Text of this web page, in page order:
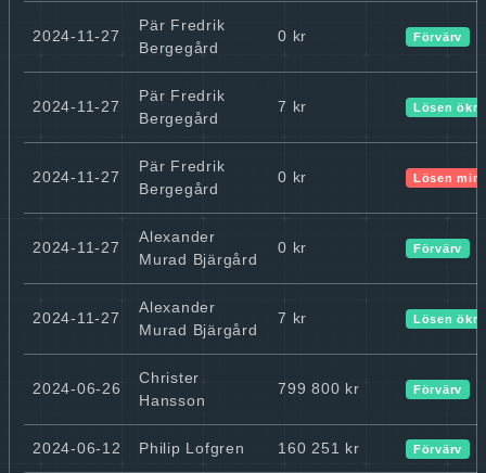
2024-11-27
Pär Fredrik
Bergegård
0 kr Förvärv
2024-11-27
Pär Fredrik
Bergegård
7 kr Lösen
2024-11-27
Pär Fredrik
Bergegård
0 kr Lösen
2024-11-27
Alexander
Murad Bjärgård
0 kr Förvärv
2024-11-27
Alexander
Murad Bjärgård
7 kr Lösen
2024-06-26
Christer
Hansson
799 800 kr Förvärv
2024-06-12 Philip Lofgren 160 251 kr Förvärv